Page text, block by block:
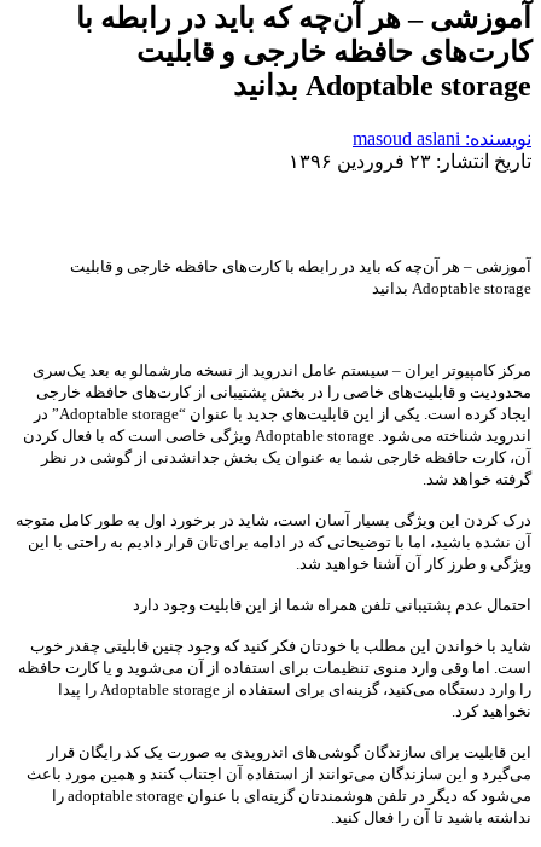
آموزشی – هر آن‌چه که باید در رابطه با
کارت‌های حافظه خارجی و قابلیت
Adoptable storage بدانید
نویسنده: masoud aslani
تاریخ انتشار: ۲۳ فروردین ۱۳۹۶
آموزشی – هر آن‌چه که باید در رابطه با کارت‌های حافظه خارجی و قابلیت
Adoptable storage بدانید
مرکز کامپیوتر ایران – سیستم عامل اندروید از نسخه مارشمالو به بعد یک‌سری
محدودیت‌ و قابلیت‌های خاصی را در بخش پشتیبانی از کارت‌های حافظه خارجی
ایجاد کرده است. یکی از این قابلیت‌های جدید با عنوان “Adoptable storage” در
اندروید شناخته می‌شود. Adoptable storage ویژگی خاصی است که با فعال کردن
آن، کارت حافظه خارجی شما به عنوان یک بخش جدانشدنی از گوشی در نظر
گرفته خواهد شد.
درک کردن این ویژگی بسیار آسان است، شاید در برخورد اول به طور کامل متوجه
آن نشده باشید، اما با توضیحاتی که در ادامه برای‌تان قرار دادیم به راحتی با این
ویژگی و طرز کار آن آشنا خواهید شد.
احتمال عدم پشتیبانی تلفن همراه شما از این قابلیت وجود دارد
شاید با خواندن این مطلب با خودتان فکر کنید که وجود چنین قابلیتی چقدر خوب
است. اما وقی وارد منوی تنظیمات برای استفاده از آن می‌شوید و یا کارت حافظه
را وارد دستگاه می‌کنید، گزینه‌ای برای استفاده از Adoptable storage را پیدا
نخواهید کرد.
این قابلیت برای سازندگان گوشی‌های اندرویدی به صورت یک کد رایگان قرار
می‌گیرد و این سازندگان می‌توانند از استفاده آن اجتناب کنند و همین مورد باعث
می‌شود که دیگر در ‌تلفن‌ هوشمندتان گزینه‌ای با عنوان adoptable storage را
نداشته باشید تا آن را فعال کنید.